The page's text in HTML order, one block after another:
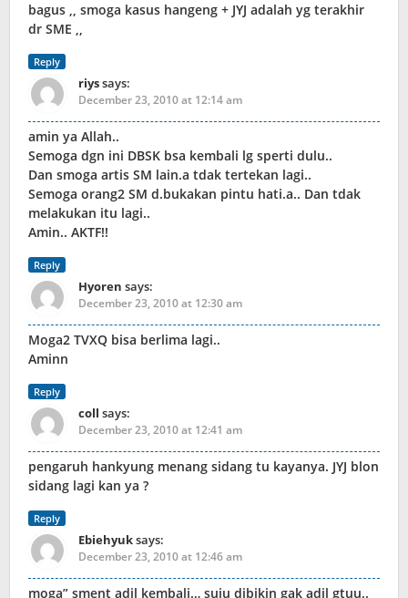
bagus ,, smoga kasus hangeng + JYJ adalah yg terakhir
dr SME ,,
Reply
riyssays:
December 23, 2010 at 12:14 am
amin ya Allah..
Semoga dgn ini DBSK bsa kembali lg sperti dulu..
Dan smoga artis SM lain.a tdak tertekan lagi..
Semoga orang2 SM d.bukakan pintu hati.a.. Dan tdak
melakukan itu lagi..
Amin.. AKTF!!
Reply
Hyoren says:
December 23, 2010 at 12:30 am
Moga2 TVXQ bisa berlima lagi..
Aminn
Reply
coll says:
December 23, 2010 at 12:41 am
pengaruh hankyung menang sidang tu kayanya. JYJ blon
sidang lagi kan ya ?
Reply
Ebiehyuksays:
December 23, 2010 at 12:46 am
moga” sment adil kembali… suju dibikin gak adil gtuu..